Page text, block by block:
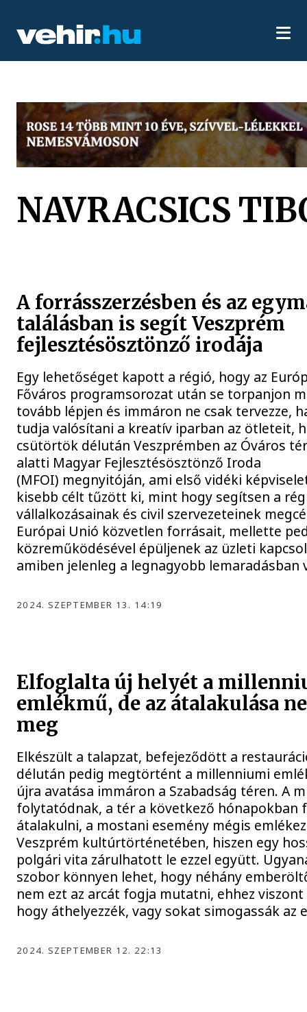
NAVRACSICS
A forrásszerzésben és az
találásban is segít Veszprém
fejlesztésösztönző irodája
Egy lehetőséget kapott a régió, hogy az
Főváros programsorozat után se torpanjon
tovább lépjen és immáron ne csak tervezze,
tudja valósítani a kreatív iparban az ötleteit,
csütörtök délután Veszprémben az Óváros
alatti Magyar Fejlesztésösztönző Iroda
(MFOI) megnyitóján, ami első vidéki
kisebb célt tűzött ki, mint hogy segítsen a
vállalkozásainak és civil szervezeteinek
Európai Unió közvetlen forrásait, mellette
közreműködésével épüljenek az üzleti
amiben jelenleg a legnagyobb lemaradásban
2024. SZEPTEMBER 13. 14:19
Elfoglalta új helyét a
emlékmű, de az átalakulása
meg
Elkészült a talapzat, befejeződött a
délután pedig megtörtént a millenniumi
újra avatása immáron a Szabadság téren. A
folytatódnak, a tér a következő hónapokban
átalakulni, a mostani esemény mégis
Veszprém kultúrtörténetében, hiszen egy
polgári vita zárulhatott le ezzel együtt.
szobor könnyen lehet, hogy néhány
nem ezt az arcát fogja mutatni, ehhez viszont
hogy áthelyezzék, vagy sokat simogassák az
2024. SZEPTEMBER 12. 22:13